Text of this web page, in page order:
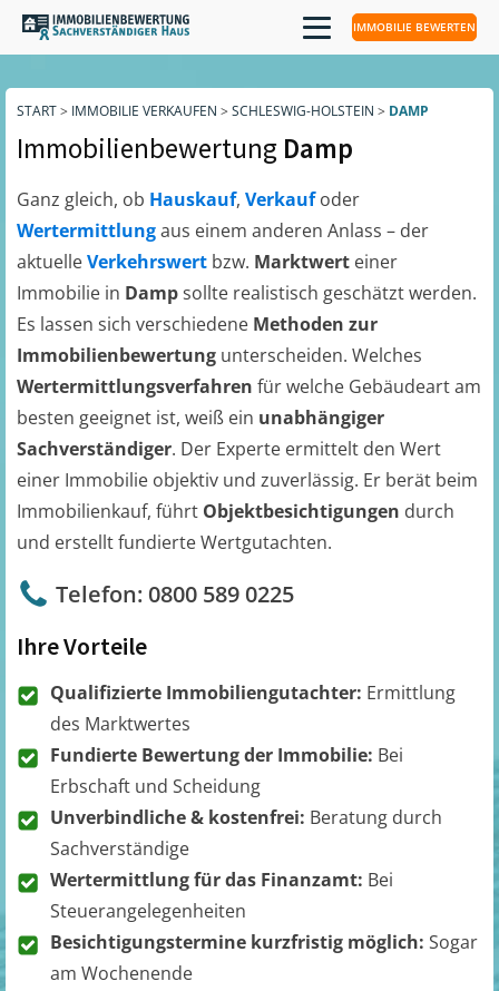
IMMOBILIE BEWERTEN
START> IMMOBILIE VERKAUFEN > SCHLESWIG-HOLSTEIN > DAMP
Immobilienbewertung Damp
Ganz gleich, ob Hauskauf, Verkaufoder
Wertermittlungaus einem anderen Anlass – der
aktuelleVerkehrswert bzw. Marktwert einer
Immobilie in Dampsollte realistisch geschätzt werden.
Es lassen sich verschiedene Methoden zur
Immobilienbewertung unterscheiden. Welches
Wertermittlungsverfahren für welche Gebäudeart am
besten geeignet ist, weiß ein unabhängiger
Sachverständiger. Der Experte ermittelt den Wert
einer Immobilie objektiv und zuverlässig. Er berät beim
Immobilienkauf, führt Objektbesichtigungen durch
und erstellt fundierte Wertgutachten.
Telefon: 0800 589 0225
Ihre Vorteile
Qualifizierte Immobiliengutachter: Ermittlung
des Marktwertes
Fundierte Bewertung der Immobilie: Bei
Erbschaft und Scheidung
Unverbindliche & kostenfrei: Beratung durch
Sachverständige
Wertermittlung für das Finanzamt: Bei
Steuerangelegenheiten
Besichtigungstermine kurzfristig möglich: Sogar
am Wochenende